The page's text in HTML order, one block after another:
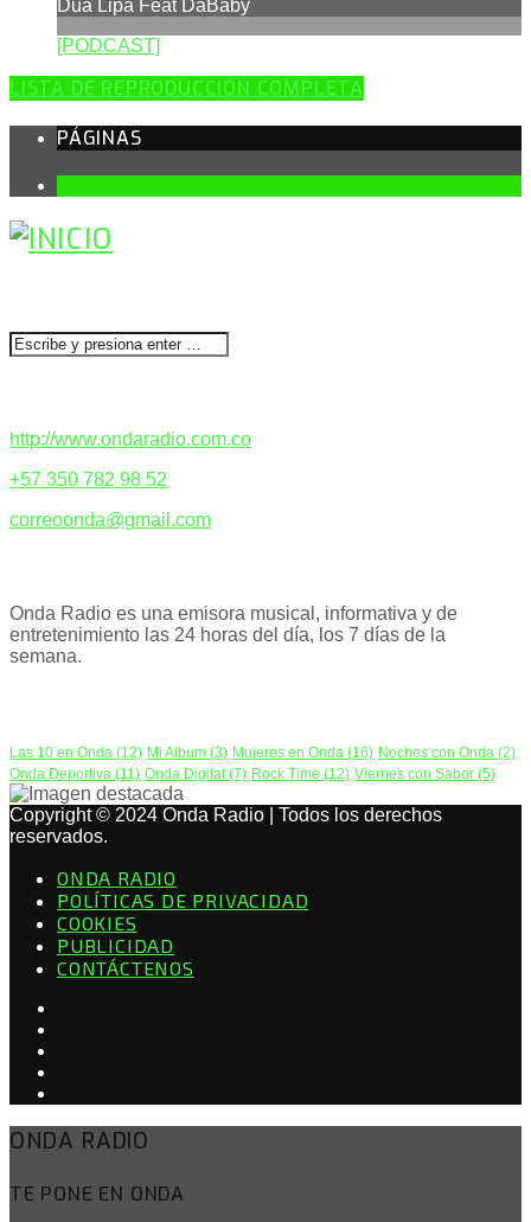
Dua Lipa Feat DaBaby
[PODCAST]
LISTA DE REPRODUCCIÓN COMPLETA
PÁGINAS
http://www.ondaradio.com.co
+57 350 782 98 52
correoonda@gmail.com
Onda Radio es una emisora musical, informativa y de
entretenimiento las 24 horas del día, los 7 días de la
semana.
Las 10 en Onda (12) Mi Album (3) Mujeres en Onda (16) Noches con Onda (2)
Onda Deportiva (11) Onda Digital (7) Rock Time (12) Viernes con Sabor (5)
Copyright © 2024 Onda Radio | Todos los derechos
reservados.
ONDA RADIO
POLÍTICAS DE PRIVACIDAD
COOKIES
PUBLICIDAD
CONTÁCTENOS
ONDA RADIO
TE PONE EN ONDA